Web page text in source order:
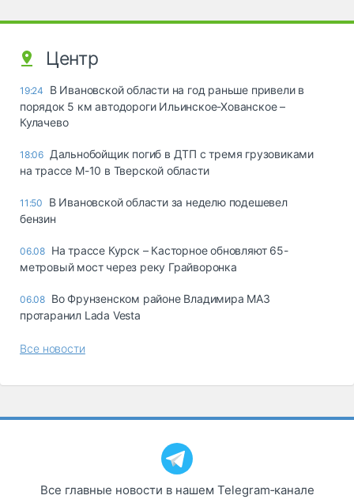
Центр
19:24
В Ивановской области на год раньше привели в
порядок 5 км автодороги Ильинское-Хованское –
Кулачево
18:06 Дальнобойщик погиб в ДТП с тремя грузовиками
на трассе М-10 в Тверской области
11:50
В Ивановской области за неделю подешевел
бензин
06.08 На трассе Курск – Касторное обновляют 65-
метровый мост через реку Грайворонка
06.08 Во Фрунзенском районе Владимира МАЗ
протаранил Lada Vesta
Все новости
Все главные новости в нашем Telegram‑канале